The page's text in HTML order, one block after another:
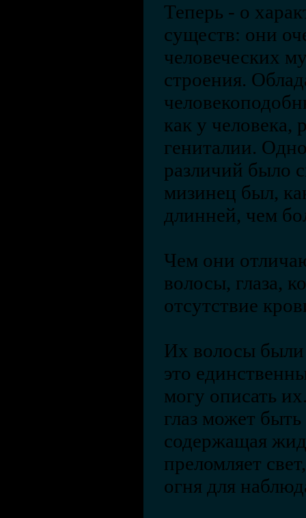
Теперь - о
существ: они
человеческих
строения.
как у человека,
гениталии.
различий было
мизинец был,
длинней, чем
Чем они
волосы, глаза,
отсутствие
Их волосы были
это
могу описать
глаз может
содержащая
преломляет
огня для